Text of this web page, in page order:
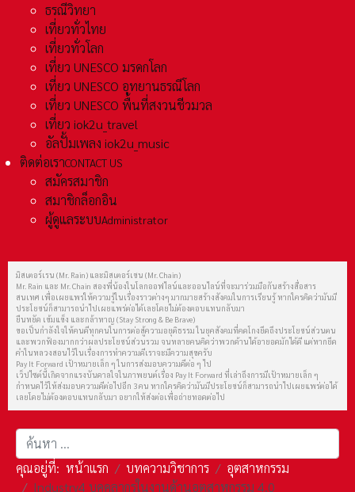
ธรณีวิทยา
เที่ยวทั่วไทย
เที่ยวทั่วโลก
เที่ยว UNESCO มรดกโลก
เที่ยว UNESCO อุทยานธรณีโลก
เที่ยว UNESCO พื้นที่สงวนชีวมวล
เที่ยว iok2u_travel
อัลปั้มเพลง iok2u_music
ติดต่อเราCONTACT US
สมัครสมาชิก
สมาชิกล็อกอิน
ผู้ดูแลระบบAdministrator
มิสเตอร์เรน (Mr. Rain) และมิสเตอร์เชน (Mr. Chain)
Mr. Rain และ Mr. Chain สองพี่น้องในโลกออฟไลน์และออนไลน์ที่จะมาร่วมมือกันสร้างสื่อสาร
สนเทศ เพื่อเผยแพร่ให้ความรู้ในเรื่องราวต่างๆ มากมายสร้างสังคมในการเรียนรู้ หากใครคิดว่ามันมี
ประโยชน์ก็สามารถนำไปเผยแพร่ต่อได้เลยโดยไม่ต้องตอบแทนกลับมา
ยืนหยัด เข้มแข็ง และกล้าหาญ (Stay Strong & Be Brave)
ขอเป็นกำลังใจให้คนดีทุกคนในการต่อสู้ความอยุติธรรม ในยุคสังคมที่คดโกงยึดถึงประโยชน์ส่วนตน
และพวกฟ้องมากกว่าผลประโยชน์ส่วนรวม จนหลายคนคิดว่าพวกด้านได้อายอดมักได้ดี แต่หากยึด
คำในหลวงสอนไว้ในเรื่องการทำความดีเราจะมีความสุขครับ
Pay It Forward เป้าหมายเล็ก ๆ ในการส่งมอบความดีต่อ ๆ ไป
เว็ปไซต์นี้เกิดจากแรงบันดาลใจในภาพยนต์เรื่อง Pay It Forward ที่เล่าถึงการมีเป้าหมายเล็ก ๆ
กำหนดไว้ให้ส่งมอบความดีต่อไปอีก 3 คน หากใครคิดว่ามันมีประโยชน์ก็สามารถนำไปเผยแพร่ต่อได้
เลยโดยไม่ต้องตอบแทนกลับมา อยากให้ส่งต่อเพื่อถ่ายทอดต่อไป
การค้นหา
คุณอยู่ที่: หน้าแรก บทความวิชาการ
อุตสาหกรรม
Industry4 บุคคลากรในงานด้านอุตสาหกรรม 4.0